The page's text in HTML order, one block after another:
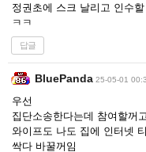
정권초에 스크 날리고 인수
ㅋㅋ
답글
BluePanda 25-05-01
우선
집단소송한다는데 참여할꺼고
와이프도 나도 집에 인터넷
싹다 바꿀꺼임